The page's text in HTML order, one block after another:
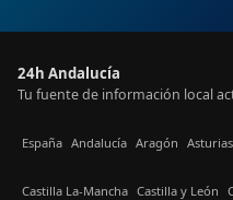
24h Andalucía
Tu fuente de información local
España Andalucía Aragón Asturias
Castilla La-Mancha Castilla y León